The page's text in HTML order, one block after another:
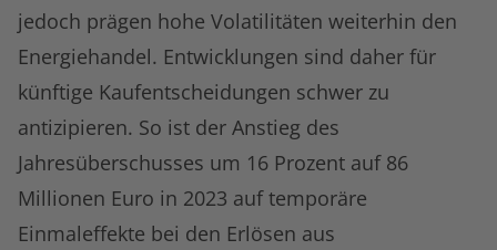
jedoch prägen hohe Volatilitäten weiterhin den
Energiehandel. Entwicklungen sind daher für
künftige Kaufentscheidungen schwer zu
antizipieren. So ist der Anstieg des
Jahresüberschusses um 16 Prozent auf 86
Millionen Euro in 2023 auf temporäre
Einmaleffekte bei den Erlösen aus